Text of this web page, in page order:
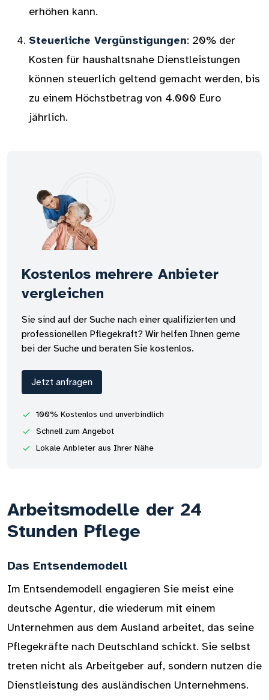
erhöhen kann.
Steuerliche Vergünstigungen: 20% der
Kosten für haushaltsnahe Dienstleistungen
können steuerlich geltend gemacht werden, bis
zu einem Höchstbetrag von 4.000 Euro
jährlich.
Kostenlos mehrere Anbieter
vergleichen
Sie sind auf der Suche nach einer qualifizierten und
professionellen Pflegekraft? Wir helfen Ihnen gerne
bei der Suche und beraten Sie kostenlos.
Jetzt anfragen
100% Kostenlos und unverbindlich
Schnell zum Angebot
Lokale Anbieter aus Ihrer Nähe
Arbeitsmodelle der 24
Stunden Pflege
Das Entsendemodell
Im Entsendemodell engagieren Sie meist eine
deutsche Agentur, die wiederum mit einem
Unternehmen aus dem Ausland arbeitet, das seine
Pflegekräfte nach Deutschland schickt. Sie selbst
treten nicht als Arbeitgeber auf, sondern nutzen die
Dienstleistung des ausländischen Unternehmens.